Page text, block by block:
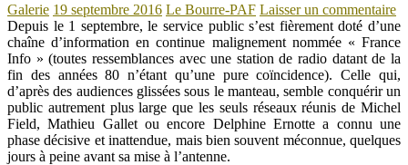
Galerie 19 septembre 2016 Le Bourre-PAF Laisser un commentaire
Depuis le 1 septembre, le service public s’est fièrement doté d’une
chaîne d’information en continue malignement nommée « France
Info » (toutes ressemblances avec une station de radio datant de la
fin des années 80 n’étant qu’une pure coïncidence). Celle qui,
d’après des audiences glissées sous le manteau, semble conquérir un
public autrement plus large que les seuls réseaux réunis de Michel
Field, Mathieu Gallet ou encore Delphine Ernotte a connu une
phase décisive et inattendue, mais bien souvent méconnue, quelques
jours à peine avant sa mise à l’antenne.